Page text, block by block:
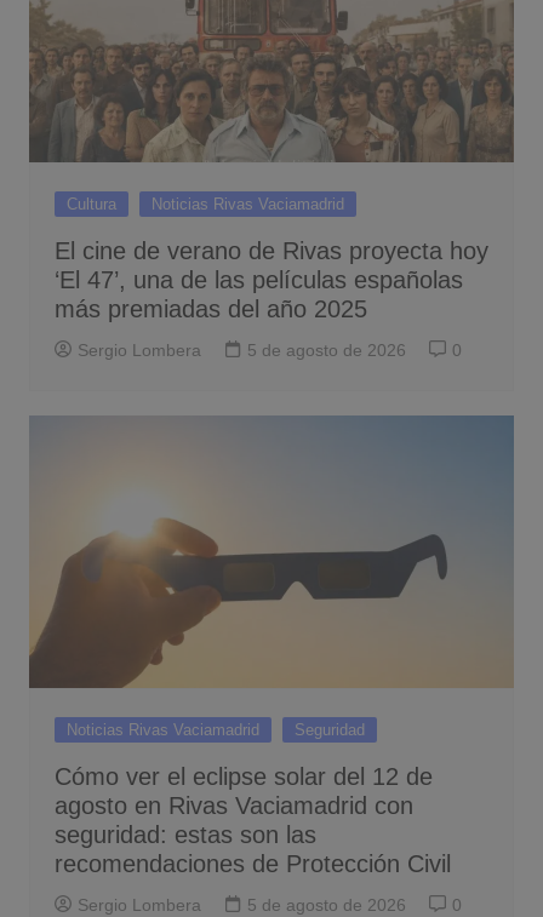
Cultura Noticias Rivas Vaciamadrid
El cine de verano de Rivas proyecta hoy
‘El 47’, una de las películas españolas
más premiadas del año 2025
Sergio Lombera 5 de agosto de 2026 0
Noticias Rivas Vaciamadrid Seguridad
Cómo ver el eclipse solar del 12 de
agosto en Rivas Vaciamadrid con
seguridad: estas son las
recomendaciones de Protección Civil
Sergio Lombera 5 de agosto de 2026 0